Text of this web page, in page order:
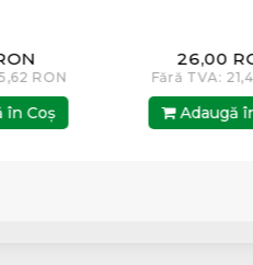
26,00 RON
Fără TVA: 21,49 RON
Adaugă în Coş